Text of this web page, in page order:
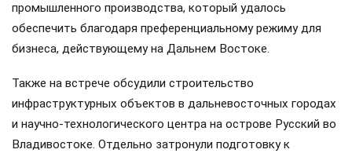
промышленного производства, который удалось
обеспечить благодаря преференциальному режиму для
бизнеса, действующему на Дальнем Востоке.
Также на встрече обсудили строительство
инфраструктурных объектов в дальневосточных городах
и научно-технологического центра на острове Русский во
Владивостоке. Отдельно затронули подготовку к